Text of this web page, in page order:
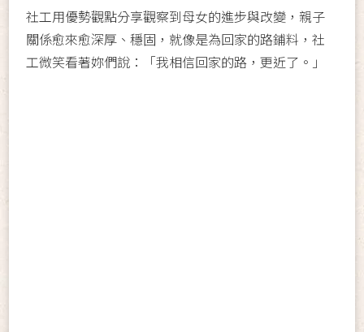
社工用優勢觀點分享觀察到母女的進步與改變，親子
關係愈來愈深厚、穩固，就像是為回家的路鋪料，社
工微笑看著妳們說：「我相信回家的路，更近了。」